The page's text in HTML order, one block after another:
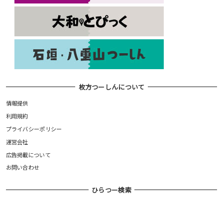
枚方つーしんについて
情報提供
利用規約
プライバシーポリシー
運営会社
広告掲載について
お問い合わせ
ひらつー検索